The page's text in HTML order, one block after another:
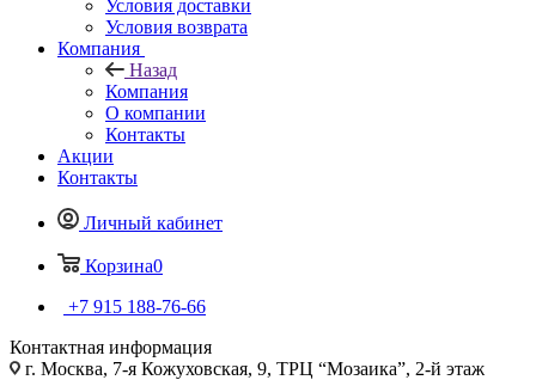
Условия доставки
Условия возврата
Компания
Назад
Компания
О компании
Контакты
Акции
Контакты
Личный кабинет
Корзина0
+7 915 188-76-66
Контактная информация
г. Москва, 7-я Кожуховская, 9, ТРЦ “Мозаика”, 2-й этаж